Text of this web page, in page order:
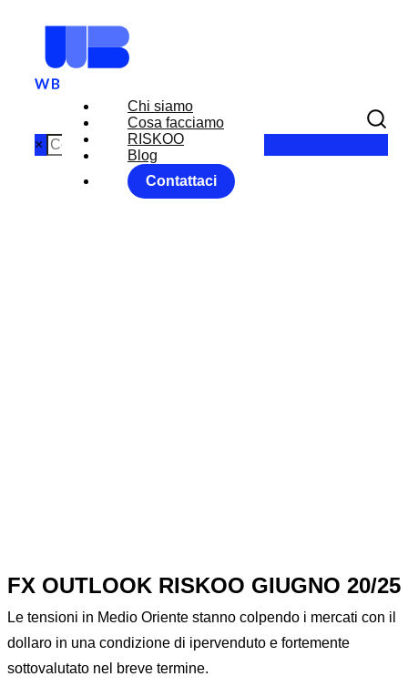
Chi siamo
Cosa facciamo
RISKOO
Blog
Contattaci
×
EURO A
FX OUTLOOK RISKOO GIUGNO 20/25
Le tensioni in Medio Oriente stanno colpendo i mercati con il
dollaro in una condizione di ipervenduto e fortemente
sottovalutato nel breve termine.